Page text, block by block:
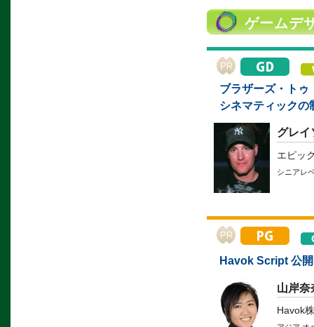
ゲームデ
ブラザーズ・トゥ
シネマティックの
グレイ
エピッ
シニアレ
Havok Script 公
山岸奈
Havok